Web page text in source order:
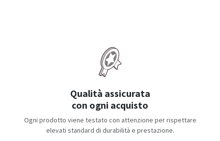
Qualità assicurata
con ogni acquisto
Ogni prodotto viene testato con attenzione per rispettare
elevati standard di durabilità e prestazione.